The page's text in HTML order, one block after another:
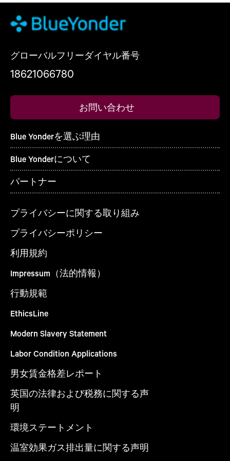
グローバルフリーダイヤル番号
18621066780
お問い合わせ
Blue Yonderを選ぶ理由
Blue Yonderについて
パートナー
プライバシーに関する取り組み
プライバシーポリシー
利用規約
Impressum（法的情報）
行動規範
EthicsLine
Modern Slavery Statement
Labor Condition Applications
男女賃金格差レポート
英国の法律および税務に関する声
明
環境ステートメント
温室効果ガス排出量に関する声明